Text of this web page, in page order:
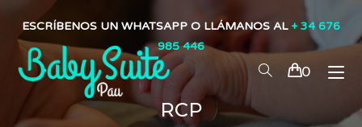
ESCRÍBENOS UN WHATSAPP O LLÁMANOS AL + 34 676
985 446
0
RCP